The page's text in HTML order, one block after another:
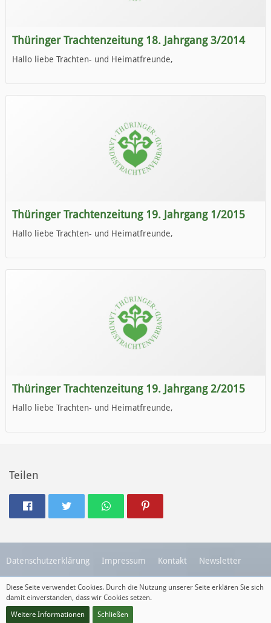
Thüringer Trachtenzeitung 18. Jahrgang 3/2014
Hallo liebe Trachten- und Heimatfreunde,
Wir wünschen Euch viel Spaß beim Lesen.
Thüringer Trachtenzeitung 19. Jahrgang 1/2015
Hallo liebe Trachten- und Heimatfreunde,
Wir wünschen Euch viel Spaß beim Lesen.
Thüringer Trachtenzeitung 19. Jahrgang 2/2015
Hallo liebe Trachten- und Heimatfreunde,
Teilen
Datenschutzerklärung Impressum Kontakt Newsletter
Diese Webseite wird betreut durch
Community-Software:
Diese Seite verwendet Cookies. Durch die Nutzung unserer Seite erklären Sie sich
damit einverstanden, dass wir Cookies setzen.
Weitere Informationen
Schließen